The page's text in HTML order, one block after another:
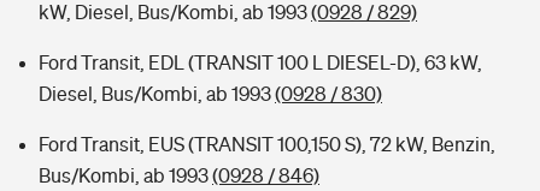
kW, Diesel, Bus/Kombi, ab 1993(0928 / 829)
Ford Transit, EDL (TRANSIT 100 L DIESEL-D), 63 kW,
Diesel, Bus/Kombi, ab 1993(0928 / 830)
Ford Transit, EUS (TRANSIT 100,150 S), 72 kW, Benzin,
Bus/Kombi, ab 1993(0928 / 846)